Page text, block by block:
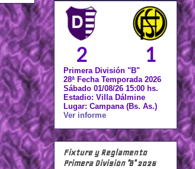
2 1
Primera División "B"
28ª Fecha Temporada 2026
Sábado 01/08/26 15:00 hs.
Estadio: Villa Dálmine
Lugar: Campana (Bs. As.)
Ver informe
Fixture y Reglamento
Primera División "B" 2026